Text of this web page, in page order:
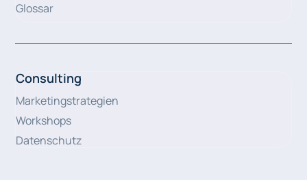
Glossar
Consulting
Marketingstrategien
Workshops
Datenschutz